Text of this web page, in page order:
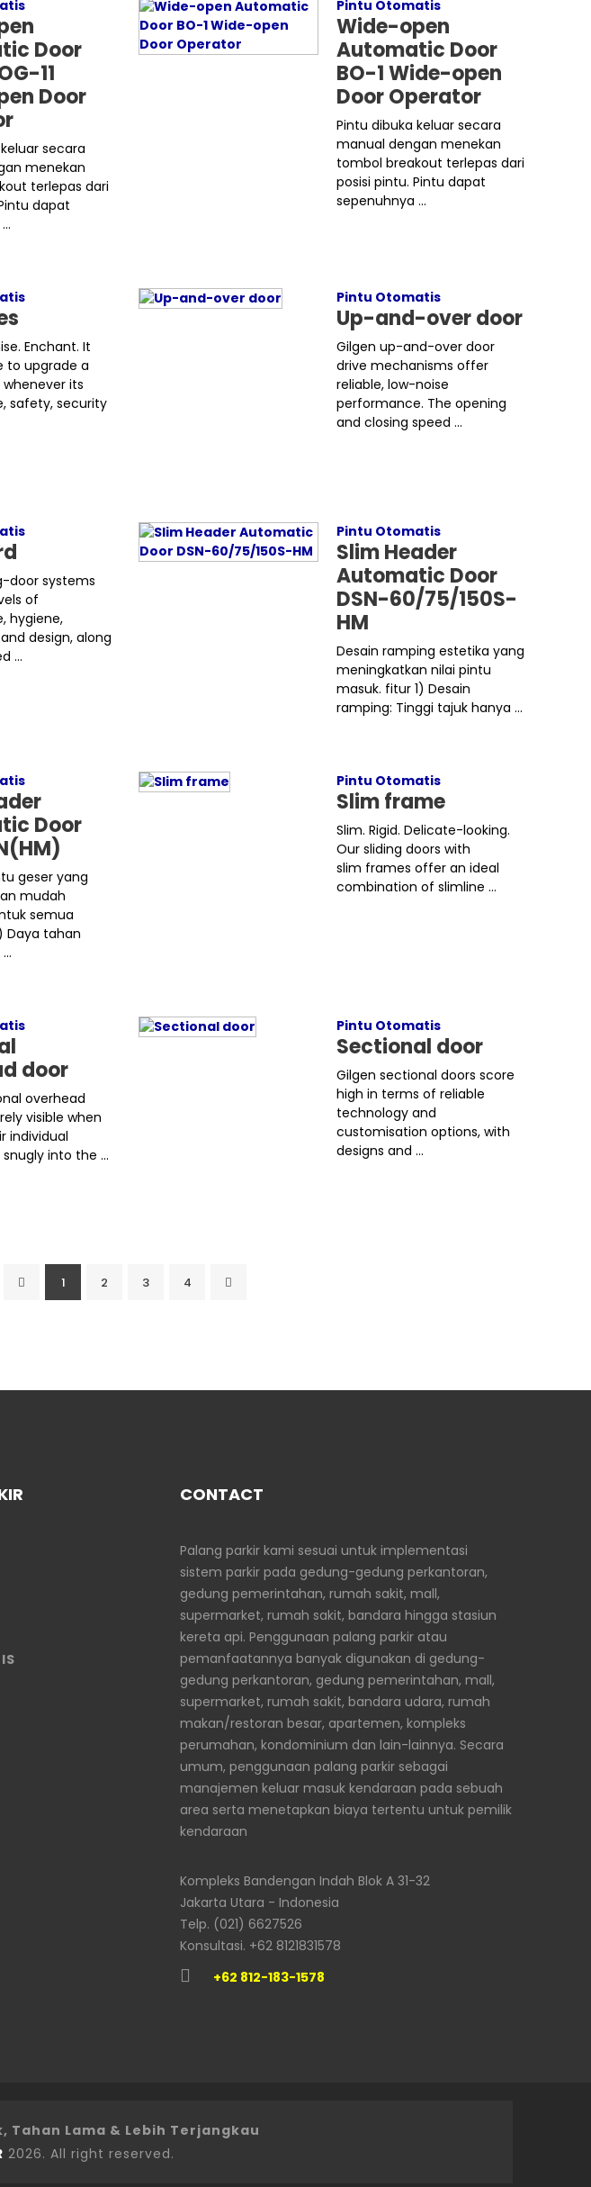
Door
11
Door
secara
menekan
terlepas dari
dapat
Pintu Otomatis
Wide-open
Automatic Door
BO-1 Wide-open
Door Operator
Pintu dibuka keluar secara
manual dengan menekan
tombol breakout terlepas dari
posisi pintu. Pintu dapat
sepenuhnya ...
Enchant. It
to upgrade a
its
safety, security
Pintu Otomatis
Up-and-over door
Gilgen up-and-over door
drive mechanisms offer
reliable, low-noise
performance. The opening
and closing speed ...
door systems
of
hygiene,
design, along
...
Pintu Otomatis
Slim Header
Automatic Door
DSN-60/75/150S-
HM
Desain ramping estetika yang
meningkatkan nilai pintu
masuk. fitur 1) Desain
ramping: Tinggi tajuk hanya ...
Door
geser yang
mudah
semua
Daya tahan
Pintu Otomatis
Slim frame
Slim. Rigid. Delicate-looking.
Our sliding doors with
slim frames offer an ideal
combination of slimline ...
door
overhead
visible when
individual
into the ...
Pintu Otomatis
Sectional door
Gilgen sectional doors score
high in terms of reliable
technology and
customisation options, with
designs and ...
1 2 3 4
CONTACT
Palang parkir kami sesuai untuk implementasi
sistem parkir pada gedung-gedung perkantoran,
gedung pemerintahan, rumah sakit, mall,
supermarket, rumah sakit, bandara hingga stasiun
kereta api. Penggunaan palang parkir atau
pemanfaatannya banyak digunakan di gedung-
gedung perkantoran, gedung pemerintahan, mall,
supermarket, rumah sakit, bandara udara, rumah
makan/restoran besar, apartemen, kompleks
perumahan, kondominium dan lain-lainnya. Secara
umum, penggunaan palang parkir sebagai
manajemen keluar masuk kendaraan pada sebuah
area serta menetapkan biaya tertentu untuk pemilik
kendaraan
Kompleks Bandengan Indah Blok A 31-32
Jakarta Utara - Indonesia
Telp. (021) 6627526
Konsultasi. +62 8121831578
+62 812-183-1578
Tahan Lama & Lebih Terjangkau
2026. All right reserved.